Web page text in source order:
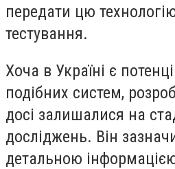
передати цю
тестування.
Хоча в Україні є
подібних систем,
досі залишалися на
досліджень. Він
детальною